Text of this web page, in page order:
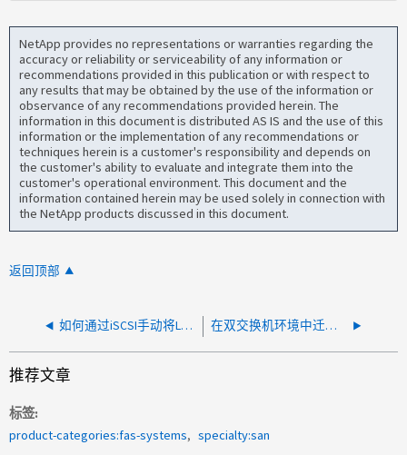
NetApp provides no representations or warranties regarding the
accuracy or reliability or serviceability of any information or
recommendations provided in this publication or with respect to
any results that may be obtained by the use of the information or
observance of any recommendations provided herein. The
information in this document is distributed AS IS and the use of this
information or the implementation of any recommendations or
techniques herein is a customer's responsibility and depends on
the customer's ability to evaluate and integrate them into the
customer's operational environment. This document and the
information contained herein may be used solely in connection with
the NetApp products discussed in this document.
返回顶部
如何通过iSCSI手动将LUN连接到单个主机 在双交换机环境中迁移到新的 iSCSI SAN 交换机
推荐文章
标签
product-categories:fas-systems
specialty:san